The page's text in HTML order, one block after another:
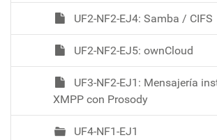
UF2-NF2-EJ4: Samba / CIFS
UF2-NF2-EJ5: ownCloud
UF3-NF2-EJ1: Mensajería
XMPP con Prosody
UF4-NF1-EJ1